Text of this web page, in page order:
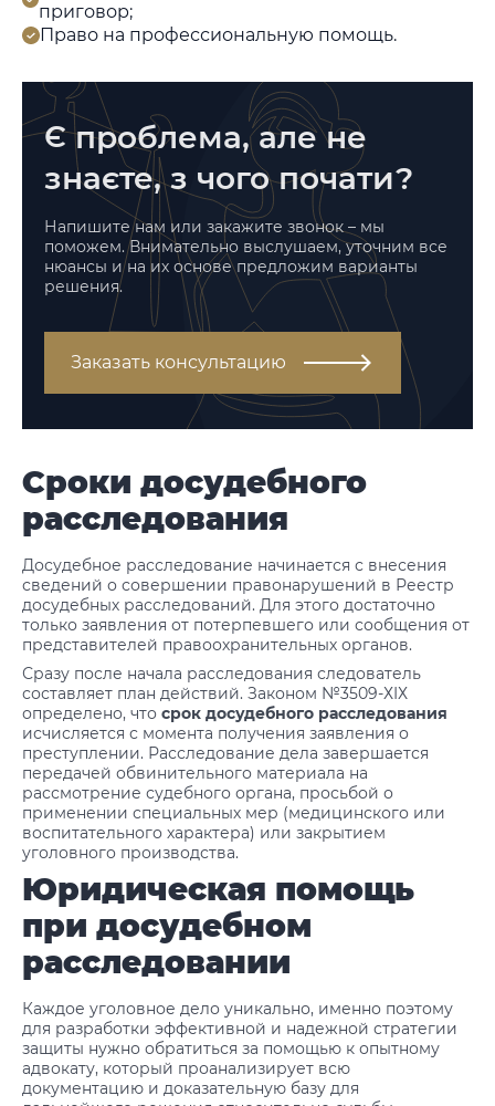
приговор;
Право на профессиональную помощь.
Є проблема, але не
знаєте, з чого почати?
Напишите нам или закажите звонок – мы
поможем. Внимательно выслушаем, уточним все
нюансы и на их основе предложим варианты
решения.
Заказать консультацию
Сроки досудебного
расследования
Досудебное расследование начинается с внесения
сведений о совершении правонарушений в Реестр
досудебных расследований. Для этого достаточно
только заявления от потерпевшего или сообщения от
представителей правоохранительных органов.
Сразу после начала расследования следователь
составляет план действий. Законом №3509-ХIХ
определено, что срок досудебного расследования
исчисляется с момента получения заявления о
преступлении. Расследование дела завершается
передачей обвинительного материала на
рассмотрение судебного органа, просьбой о
применении специальных мер (медицинского или
воспитательного характера) или закрытием
уголовного производства.
Юридическая помощь
при досудебном
расследовании
Каждое уголовное дело уникально, именно поэтому
для разработки эффективной и надежной стратегии
защиты нужно обратиться за помощью к опытному
адвокату, который проанализирует всю
документацию и доказательную базу для